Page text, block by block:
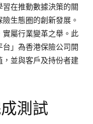
在推動數據決策的關
生態圈的創新發展。
屬行業變革之舉。此
」為香港保險公司開
，並與客戶及持份者建
測試